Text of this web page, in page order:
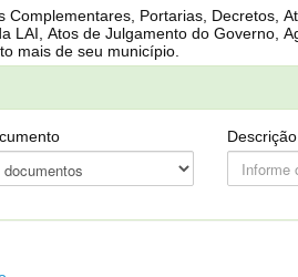
dos bens públicos e muito mais de seu município.
Descrição